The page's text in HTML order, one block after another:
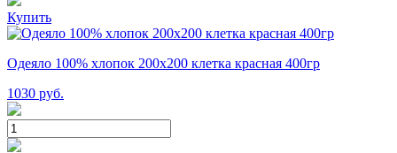
Купить
Одеяло 100% хлопок 200x200 клетка красная 400гр
1030 руб.